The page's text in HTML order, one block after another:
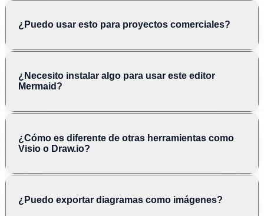
¿Puedo usar esto para proyectos comerciales?
¿Necesito instalar algo para usar este editor
Mermaid?
¿Cómo es diferente de otras herramientas como
Visio o Draw.io?
¿Puedo exportar diagramas como imágenes?